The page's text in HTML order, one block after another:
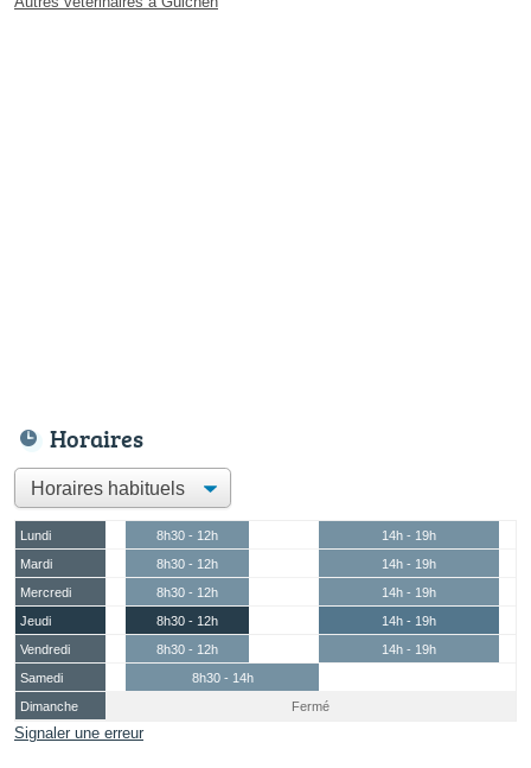
Horaires
Lundi 8h30 - 12h
14h - 19h
Mardi
8h30 - 12h
14h - 19h
Mercredi
8h30 - 12h
14h - 19h
Jeudi
8h30 - 12h
14h - 19h
Vendredi
8h30 - 12h
14h - 19h
Samedi
8h30 - 14h
Dimanche
Fermé
Signaler une erreur